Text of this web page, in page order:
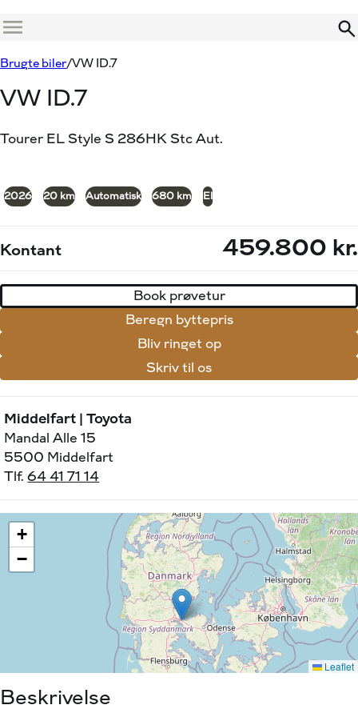
Menu
Brugte biler VW ID.7
VW ID.7
Tourer EL Style S 286HK Stc Aut.
2026 20 km Automatisk 680 km El
Kontant 459.800 kr.
Book prøvetur
Beregn byttepris
Bliv ringet op
Skriv til os
Middelfart | Toyota
Mandal Alle 15
5500 Middelfart
Tlf.64 41 71 14
Beskrivelse